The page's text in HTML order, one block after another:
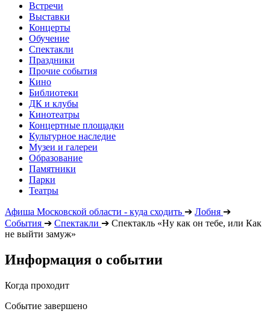
Встречи
Выставки
Концерты
Обучение
Спектакли
Праздники
Прочие события
Кино
Библиотеки
ДК и клубы
Кинотеатры
Концертные площадки
Культурное наследие
Музеи и галереи
Образование
Памятники
Парки
Театры
Афиша Московской области - куда сходить ➔ Лобня ➔
События ➔ Спектакли ➔ Спектакль «Ну как он тебе, или Как
не выйти замуж»
Информация о событии
Когда проходит
Событие завершено